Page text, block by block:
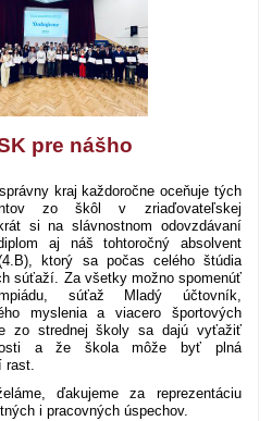
pre nášho
kraj každoročne oceňuje tých
zo škôl v zriaďovateľskej
si na slávnostnom odovzdávaní
aj náš tohtoročný absolvent
ktorý sa počas celého štúdia
súťaží. Za všetky možno spomenúť
súťaž Mladý účtovník,
myslenia a viacero športových
zo strednej školy sa dajú vyťažiť
a že škola môže byť plná
rast.
ďakujeme za reprezentáciu
i pracovných úspechov.